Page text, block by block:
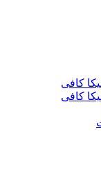
کافی
کافی